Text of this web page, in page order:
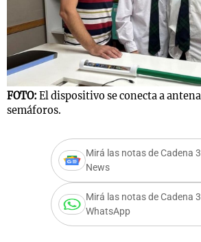
FOTO: El dispositivo se conecta a
semáforos.
Mirá las notas de Cadena
News
Mirá las notas de Cadena
WhatsApp
Notas